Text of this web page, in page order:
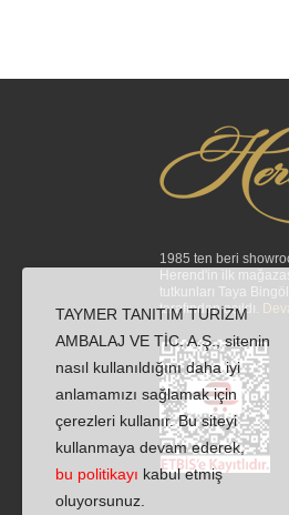
1985 ten beri
Herend'in ilk
tutkunları Taya
tarafından açıldı.
TAYMER TANITIM TURİZM
AMBALAJ VE TİC. A.Ş., sitenin
nasıl kullanıldığını daha iyi
anlamamızı sağlamak için
çerezleri kullanır. Bu siteyi
kullanmaya devam ederek,
bu politikayı kabul etmiş
oluyorsunuz.